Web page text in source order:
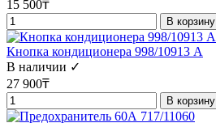
15 500₸
В корзину
Кнопка кондиционера 998/10913 А
В наличии ✓
27 900₸
В корзину